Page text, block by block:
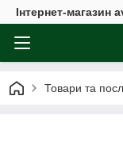
Інтернет-магазин
Товари та